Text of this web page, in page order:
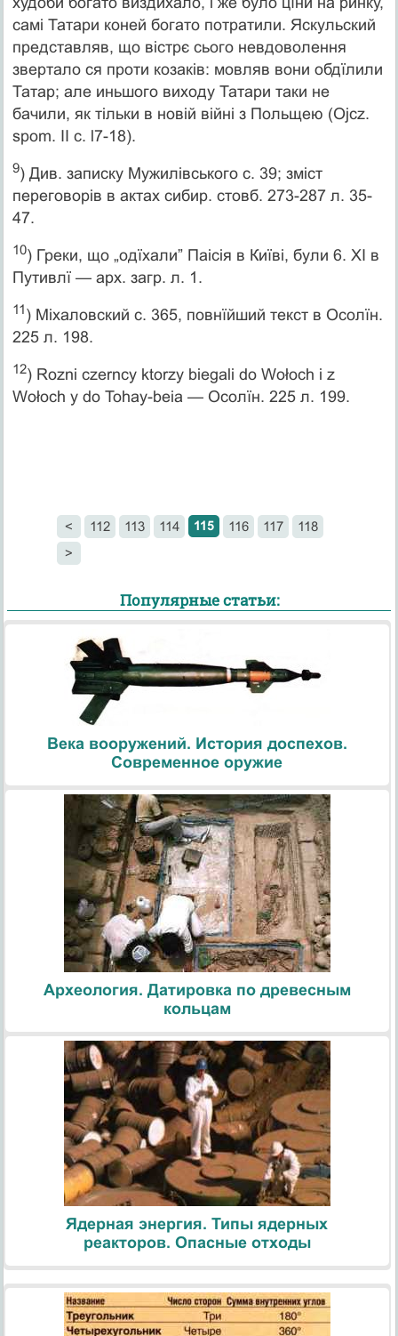
самі Татари коней богато потратили. Яскульский
представляв, що вістрє сього невдоволення
звертало ся проти козаків: мовляв вони обдїлили
Татар; але иньшого виходу Татари таки не
бачили, як тільки в новій війні з Польщею (Ojcz.
spom. II c. l7-18).
9) Див. записку Мужилівського с. 39; зміст
переговорів в актах сибир. стовб. 273-287 л. 35-
47.
10) Греки, що „одїхали” Паісія в Київі, були 6. XI в
Путивлї — арх. загр. л. 1.
11) Міхаловский с. 365, повнїйший текст в Осолїн.
225 л. 198.
12) Rozni сzеrnсy ktorzy biegali do Wołoch i z
Wołoch у do Tohay-beia — Оcолїн. 225 л. 199.
< 112 113 114 115 116 117
118
>
Популярные статьи:
Века вооружений. История доспехов.
Современное оружие
Археология. Датировка по древесным
кольцам
Ядерная энергия. Типы ядерных
реакторов. Опасные отходы